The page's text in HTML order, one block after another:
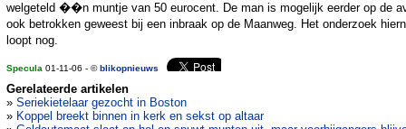
welgeteld ��n muntje van 50 eurocent. De man is mogelijk eerder op de
ook betrokken geweest bij een inbraak op de Maanweg. Het onderzoek
loopt nog.
Specula 01-11-06 - ©blikopnieuws
Gerelateerde artikelen
» Seriekietelaar gezocht in Boston
» Koppel breekt binnen in kerk en sekst op altaar